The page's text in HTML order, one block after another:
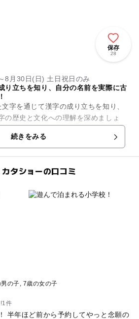
保存
28
8月30日(日) 土日祝日のみ
り立ちを知り、自分の名前を実際に古
字を通じて漢字の成り立ちを知り、
の歴史と文化への理解を深めましょ
続きをみる
タショーの口コミ
の子 7歳の女の子
1件
半年ほど前から予約してやっと念願の